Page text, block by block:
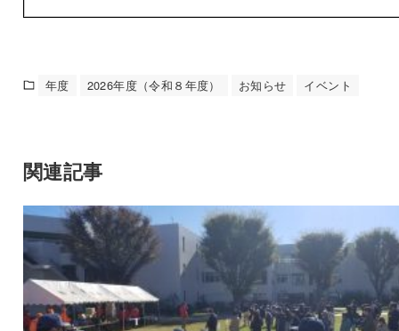
年度 2026年度（令和８年度） お知らせ イベント
関連記事